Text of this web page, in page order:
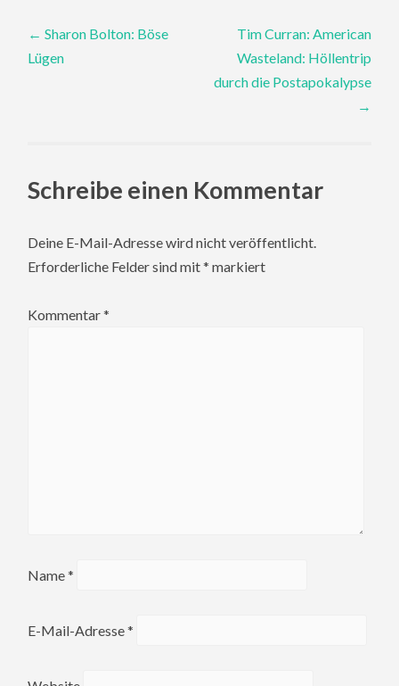
Post
navigation
← Sharon Bolton: Böse
Lügen
Tim Curran: American
Wasteland: Höllentrip
durch die Postapokalypse
→
Schreibe einen Kommentar
Deine E-Mail-Adresse wird nicht veröffentlicht.
Erforderliche Felder sind mit* markiert
Kommentar*
Name*
E-Mail-Adresse*